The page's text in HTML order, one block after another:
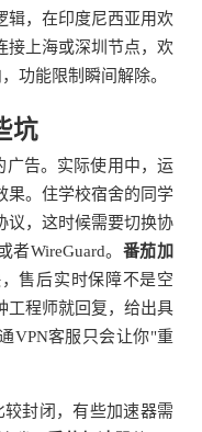
辑，在印度尼西亚用欢
接上海或深圳节点，欢
功能限制瞬间解除。
坑
告。实际使用中，运
果。住学校宿舍的同学
议，这时候需要切换协
WireGuard。 番茄加
售后实时保障不是空
工程师就回复，给出具
VPN客服只会让你"重
封闭，有些加速器需